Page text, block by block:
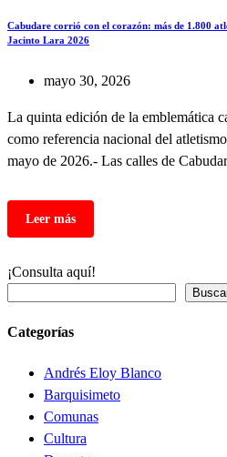
Cabudare corrió con el corazón: más de 1.800
Jacinto Lara 2026
mayo 30, 2026
La quinta edición de la emblemática
como referencia nacional del
mayo de 2026.- Las calles de
¡Consulta aquí!
Categorías
Andrés Eloy Blanco
Barquisimeto
Comunas
Cultura